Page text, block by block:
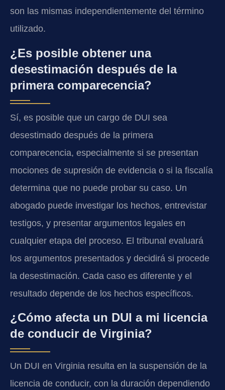
son las mismas independientemente del término
utilizado.
¿Es posible obtener una
desestimación después de la
primera comparecencia?
Sí, es posible que un cargo de DUI sea
desestimado después de la primera
comparecencia, especialmente si se presentan
mociones de supresión de evidencia o si la fiscalía
determina que no puede probar su caso. Un
abogado puede investigar los hechos, entrevistar
testigos, y presentar argumentos legales en
cualquier etapa del proceso. El tribunal evaluará
los argumentos presentados y decidirá si procede
la desestimación. Cada caso es diferente y el
resultado depende de los hechos específicos.
¿Cómo afecta un DUI a mi licencia
de conducir de Virginia?
Un DUI en Virginia resulta en la suspensión de la
licencia de conducir, con la duración dependiendo